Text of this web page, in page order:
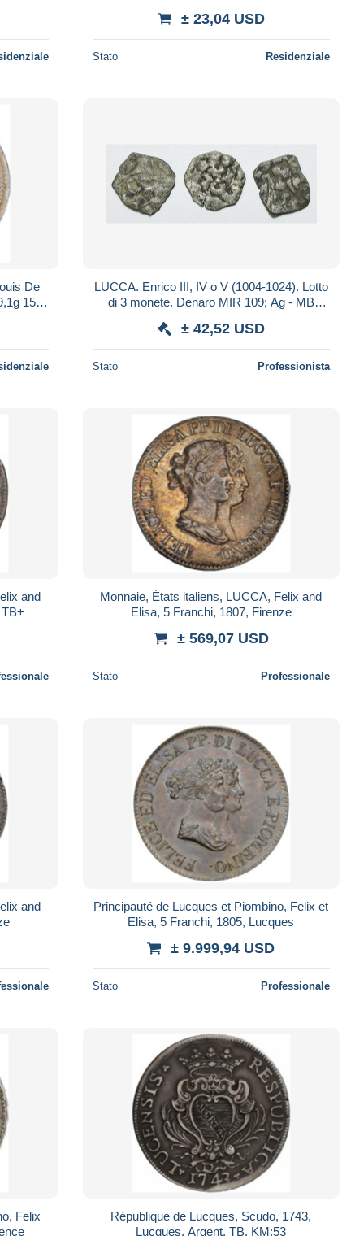
± 23,04 USD
Stato Residenziale
De
153
LUCCA. Enrico III, IV o V (1004-1024). Lotto
di 3 monete. Denaro MIR 109; Ag - MB
± 42,52 USD
Stato Professionista
and
Monnaie, États italiens, LUCCA, Felix and
Elisa, 5 Franchi, 1807, Firenze
± 569,07 USD
Stato Professionale
and
Principauté de Lucques et Piombino, Felix et
Elisa, 5 Franchi, 1805, Lucques
± 9.999,94 USD
Stato Professionale
Felix
République de Lucques, Scudo, 1743,
Lucques, Argent, TB, KM:53